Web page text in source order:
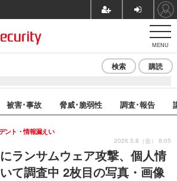
MENU
検索 購読
被害･事故 脅威･脆弱性 調査･報告
ランサムウェア攻撃、個人情
て調査中 2枚目の写真・画像
ント・情報漏えい
2026.5.8（金） 8:05